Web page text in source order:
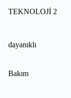
TEKNOLOJİ 2
dayanıklı
Bakım